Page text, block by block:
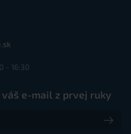
- 16:30
e-mail z prvej ruky
z prvej ruky